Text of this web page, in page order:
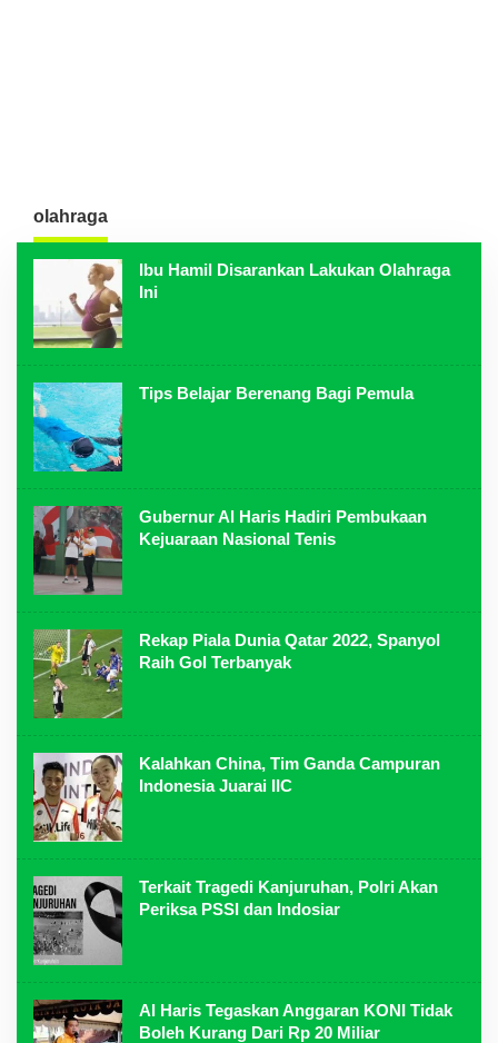
olahraga
Ibu Hamil Disarankan Lakukan Olahraga
Ini
Tips Belajar Berenang Bagi Pemula
Gubernur Al Haris Hadiri Pembukaan
Kejuaraan Nasional Tenis
Rekap Piala Dunia Qatar 2022, Spanyol
Raih Gol Terbanyak
Kalahkan China, Tim Ganda Campuran
Indonesia Juarai IIC
Terkait Tragedi Kanjuruhan, Polri Akan
Periksa PSSI dan Indosiar
Al Haris Tegaskan Anggaran KONI Tidak
Boleh Kurang Dari Rp 20 Miliar